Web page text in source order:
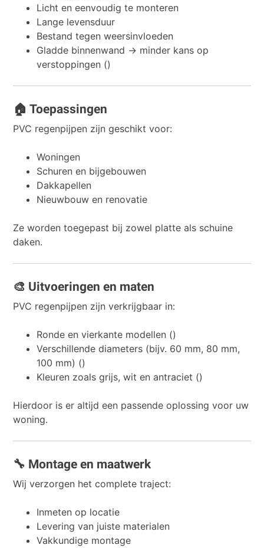
Licht en eenvoudig te monteren
Lange levensduur
Bestand tegen weersinvloeden
Gladde binnenwand → minder kans op
verstoppingen ()
🏠 Toepassingen
PVC regenpijpen zijn geschikt voor:
Woningen
Schuren en bijgebouwen
Dakkapellen
Nieuwbouw en renovatie
Ze worden toegepast bij zowel platte als schuine
daken.
🎨 Uitvoeringen en maten
PVC regenpijpen zijn verkrijgbaar in:
Ronde en vierkante modellen ()
Verschillende diameters (bijv. 60 mm, 80 mm,
100 mm) ()
Kleuren zoals grijs, wit en antraciet ()
Hierdoor is er altijd een passende oplossing voor uw
woning.
🔧 Montage en maatwerk
Wij verzorgen het complete traject:
Inmeten op locatie
Levering van juiste materialen
Vakkundige montage